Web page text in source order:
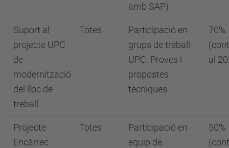
amb SAP)
Suport al
projecte UPC
de
modernització
del lloc de
treball
Totes
Participació en
grups de treball
UPC. Proves i
propostes
tècniques
70%
al
Projecte
Encàrrec
Totes
Participació en
equip de
50%